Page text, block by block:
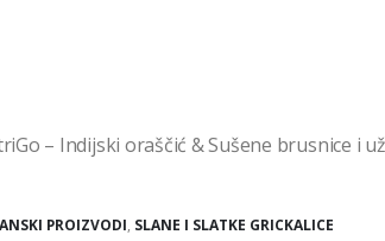
– Indijski oraščić & Sušene brusnice i
PROIZVODI, SLANE I SLATKE GRICKALICE